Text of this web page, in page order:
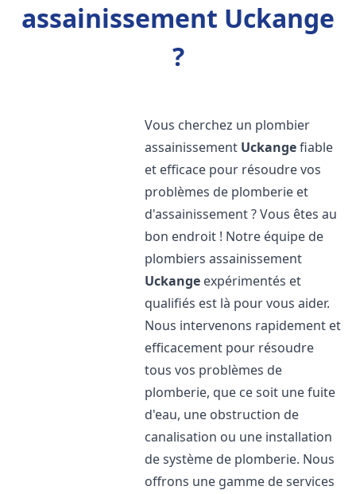
assainissement Uckange
?
Vous cherchez un plombier
assainissement Uckangefiable
et efficace pour résoudre vos
problèmes de plomberie et
d'assainissement ? Vous êtes au
bon endroit ! Notre équipe de
plombiers assainissement
Uckange expérimentés et
qualifiés est là pour vous aider.
Nous intervenons rapidement et
efficacement pour résoudre
tous vos problèmes de
plomberie, que ce soit une fuite
d'eau, une obstruction de
canalisation ou une installation
de système de plomberie. Nous
offrons une gamme de services